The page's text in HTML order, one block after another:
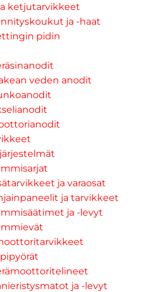
ketjutarvikkeet
ja -haat
pidin
veden anodit
ja varaosat
ja tarvikkeet
ja -levyt
ja -levyt